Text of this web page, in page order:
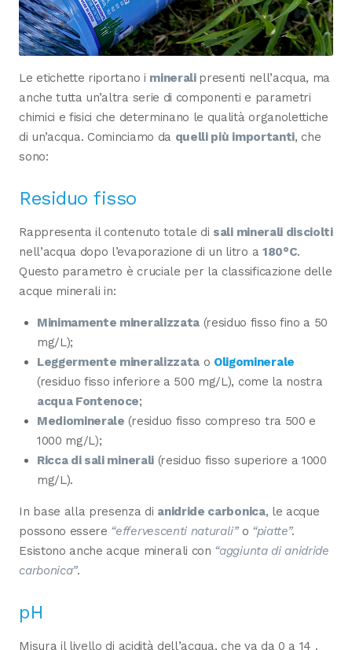
Le etichette riportano i minerali presenti nell’acqua, ma
anche tutta un’altra serie di componenti e parametri
chimici e fisici che determinano le qualità organolettiche
di un’acqua. Cominciamo da quelli più importanti, che
sono:
Residuo fisso
Rappresenta il contenuto totale di sali minerali disciolti
nell’acqua dopo l’evaporazione di un litro a 180°C.
Questo parametro è cruciale per la classificazione delle
acque minerali in:
Minimamente mineralizzata(residuo fisso fino a 50
mg/L);
Leggermente mineralizzatao Oligominerale
(residuo fisso inferiore a 500 mg/L), come la nostra
acqua Fontenoce;
Mediominerale (residuo fisso compreso tra 500 e
1000 mg/L);
Ricca di sali minerali(residuo fisso superiore a 1000
mg/L).
In base alla presenza di anidride carbonica, le acque
possono essere “effervescenti naturali”o “piatte”.
Esistono anche acque minerali con “aggiunta di anidride
carbonica”.
pH
Misura il livello di acidità dell’acqua, che va da 0 a 14 .